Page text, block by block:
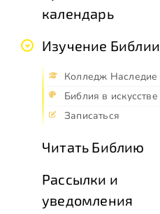
календарь
Изучение Библии
Колледж Наследие
Библия в искусстве
Записаться
Читать Библию
Рассылки и
уведомления